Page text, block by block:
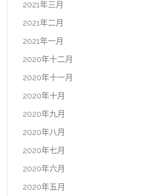
2021年三月
2021年二月
2021年一月
2020年十二月
2020年十一月
2020年十月
2020年九月
2020年八月
2020年七月
2020年六月
2020年五月